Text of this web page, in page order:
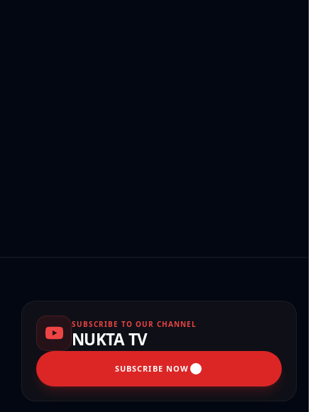
SUBSCRIBE TO OUR CHANNEL
NUKTA TV
SUBSCRIBE NOW